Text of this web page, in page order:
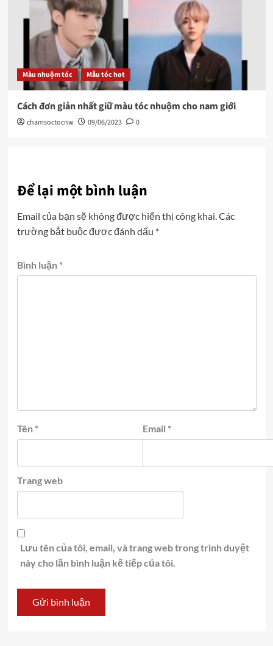
Màu nhuộm tóc Mẫu tóc hot
Cách đơn giản nhất giữ màu tóc nhuộm cho nam giới
chamsoctocnw 09/06/2023 0
Để lại một bình luận
Email của bạn sẽ không được hiển thị công khai.Các
trường bắt buộc được đánh dấu *
Bình luận *
Tên * Email *
Trang web
Lưu tên của tôi, email, và trang web trong trình duyệt
này cho lần bình luận kế tiếp của tôi.